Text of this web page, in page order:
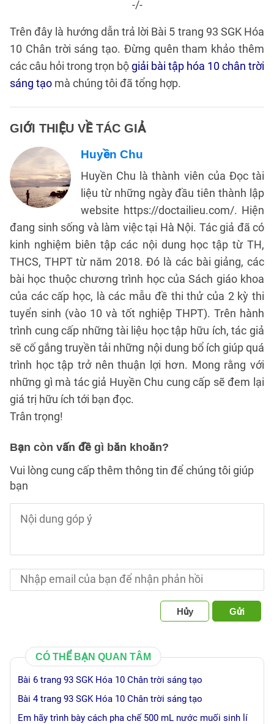
-/-
Trên đây là hướng dẫn trả lời Bài 5 trang 93 SGK Hóa
10 Chân trời sáng tạo. Đừng quên tham khảo thêm
các câu hỏi trong trọn bộgiải bài tập hóa 10 chân trời
sáng tạo mà chúng tôi đã tổng hợp.
GIỚI THIỆU VỀ TÁC GIẢ
Huyền Chu
Huyền Chu là thành viên của Đọc tài
liệu từ những ngày đầu tiên thành lập
website https://doctailieu.com/. Hiện
đang sinh sống và làm việc tại Hà Nội. Tác giả đã có
kinh nghiệm biên tập các nội dung học tập từ TH,
THCS, THPT từ năm 2018. Đó là các bài giảng, các
bài học thuộc chương trình học của Sách giáo khoa
của các cấp học, là các mẫu đề thi thử của 2 kỳ thi
tuyển sinh (vào 10 và tốt nghiệp THPT). Trên hành
trình cung cấp những tài liệu học tập hữu ích, tác giả
sẽ cố gắng truyền tải những nội dung bổ ích giúp quá
trình học tập trở nên thuận lợi hơn. Mong rằng với
những gì mà tác giả Huyền Chu cung cấp sẽ đem lại
giá trị hữu ích tới bạn đọc.
Trân trọng!
Bạn còn vấn đề gì băn khoăn?
Vui lòng cung cấp thêm thông tin để chúng tôi giúp
bạn
Hủy Gửi
CÓ THỂ BẠN QUAN TÂM
Bài 6 trang 93 SGK Hóa 10 Chân trời sáng tạo
Bài 4 trang 93 SGK Hóa 10 Chân trời sáng tạo
Em hãy trình bày cách pha chế 500 mL nước muối sinh lí